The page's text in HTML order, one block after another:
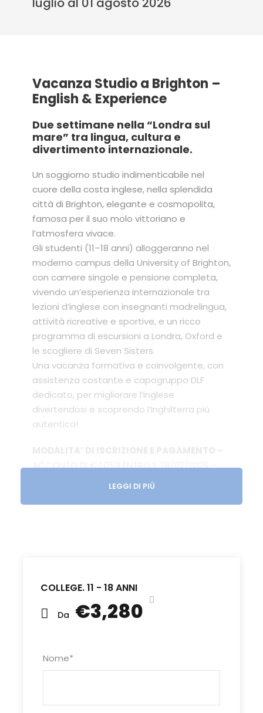
COLLEGE. 11 - 18 ANNI
Da €3,280
Nome*
Vacanza Studio a Brighton –
English & Experience
Due settimane nella “Londra sul
mare” tra lingua, cultura e
divertimento internazionale.
Un soggiorno studio indimenticabile nel
cuore della costa inglese, nella splendida
città di Brighton, elegante e cosmopolita,
famosa per il suo molo vittoriano e
l’atmosfera vivace.
Gli studenti (11–18 anni) alloggeranno nel
moderno campus della University of Brighton,
con camere singole e pensione completa,
vivendo un’esperienza internazionale tra
lezioni d’inglese con insegnanti madrelingua,
attività ricreative e sportive, e un ricco
programma di escursioni a Londra, Oxford e
le scogliere di Seven Sisters.
Una vacanza formativa e coinvolgente, con
assistenza costante e capogruppo DLF
dedicato, per migliorare l’inglese
divertendosi e scoprendo l’Inghilterra più
autentica!
ACCONTO DI € 1.059 ENTRO IL 28/02/2026 –
SALDO 40GG LAVORATIVI PRIMA DELLA
LEGGI DI PIÙ